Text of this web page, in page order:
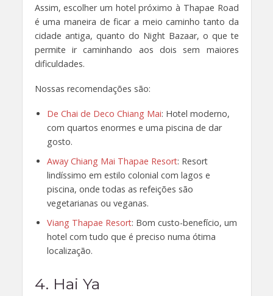
Assim, escolher um hotel próximo à Thapae Road
é uma maneira de ficar a meio caminho tanto da
cidade antiga, quanto do Night Bazaar, o que te
permite ir caminhando aos dois sem maiores
dificuldades.
Nossas recomendações são:
De Chai de Deco Chiang Mai: Hotel moderno,
com quartos enormes e uma piscina de dar
gosto.
Away Chiang Mai Thapae Resort: Resort
lindíssimo em estilo colonial com lagos e
piscina, onde todas as refeições são
vegetarianas ou veganas.
Viang Thapae Resort: Bom custo-benefício, um
hotel com tudo que é preciso numa ótima
localização.
4. Hai Ya